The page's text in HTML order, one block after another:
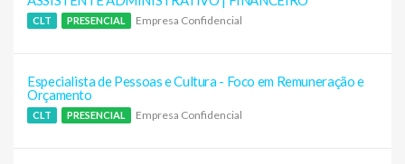
CLT PRESENCIAL Empresa Confidencial
Especialista de Pessoas e Cultura - Foco em Remuneração e
Orçamento
CLT PRESENCIAL Empresa Confidencial